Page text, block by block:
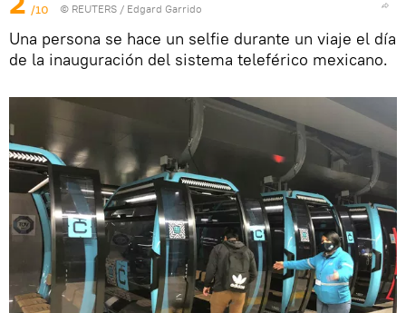
/10 © REUTERS / Edgard Garrido
Una persona se hace un selfie durante un viaje el día
de la inauguración del sistema teleférico mexicano.